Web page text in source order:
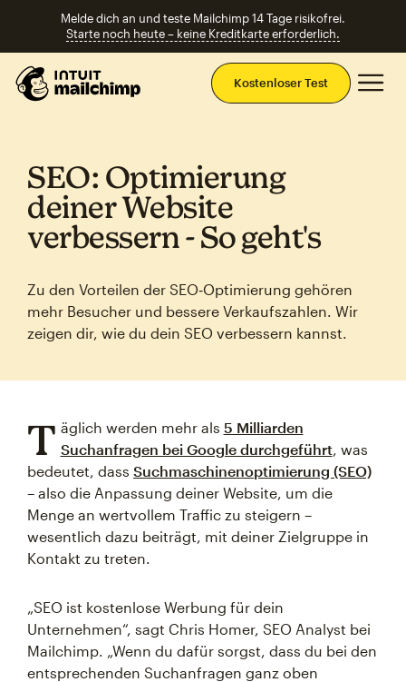
Melde dich an und teste Mailchimp 14 Tage risikofrei.
Starte noch heute – keine Kreditkarte erforderlich.
Kostenloser Test
SEO: Optimierung
deiner Website
verbessern ‑ So geht's
Zu den Vorteilen der SEO‑Optimierung gehören
mehr Besucher und bessere Verkaufszahlen. Wir
zeigen dir, wie du dein SEO verbessern kannst.
T äglich werden mehr als 5 Milliarden
Suchanfragen bei Google durchgeführt, was
bedeutet, dass Suchmaschinenoptimierung (SEO)
– also die Anpassung deiner Website, um die
Menge an wertvollem Traffic zu steigern –
wesentlich dazu beiträgt, mit deiner Zielgruppe in
Kontakt zu treten.
„SEO ist kostenlose Werbung für dein
Unternehmen“, sagt Chris Homer, SEO Analyst bei
Mailchimp. „Wenn du dafür sorgst, dass du bei den
entsprechenden Suchanfragen ganz oben